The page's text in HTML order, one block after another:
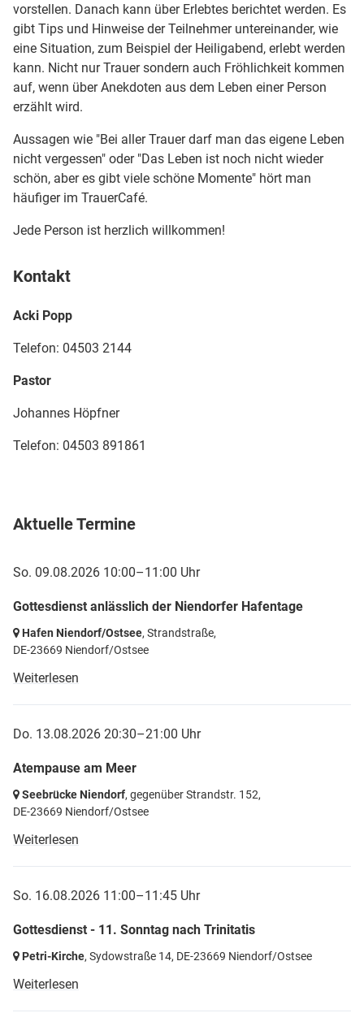
vorstellen. Danach kann über Erlebtes berichtet werden. Es
gibt Tips und Hinweise der Teilnehmer untereinander, wie
eine Situation, zum Beispiel der Heiligabend, erlebt werden
kann. Nicht nur Trauer sondern auch Fröhlichkeit kommen
auf, wenn über Anekdoten aus dem Leben einer Person
erzählt wird.
Aussagen wie "Bei aller Trauer darf man das eigene Leben
nicht vergessen" oder "Das Leben ist noch nicht wieder
schön, aber es gibt viele schöne Momente" hört man
häufiger im TrauerCafé.
Jede Person ist herzlich willkommen!
Kontakt
Acki Popp
Telefon: 04503 2144
Pastor
Johannes Höpfner
Telefon: 04503 891861
Aktuelle Termine
So. 09.08.2026 10:00–11:00 Uhr
Gottesdienst anlässlich der Niendorfer Hafentage
Hafen Niendorf/Ostsee, Strandstraße,
DE-23669 Niendorf/Ostsee
Weiterlesen
Do. 13.08.2026 20:30–21:00 Uhr
Atempause am Meer
Seebrücke Niendorf, gegenüber Strandstr. 152,
DE-23669 Niendorf/Ostsee
Weiterlesen
So. 16.08.2026 11:00–11:45 Uhr
Gottesdienst - 11. Sonntag nach Trinitatis
Petri-Kirche, Sydowstraße 14, DE-23669 Niendorf/Ostsee
Weiterlesen